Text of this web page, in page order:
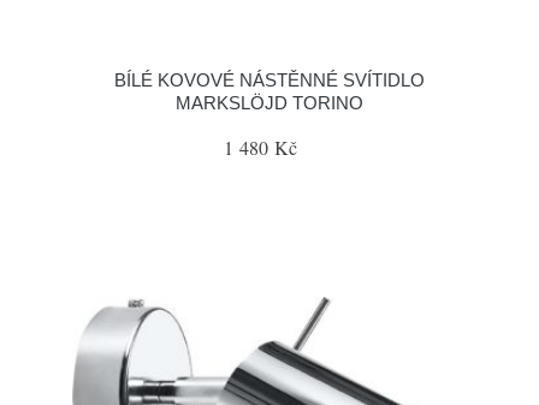
BÍLÉ KOVOVÉ NÁSTĚNNÉ SVÍTIDLO
MARKSLÖJD TORINO
1 480 Kč